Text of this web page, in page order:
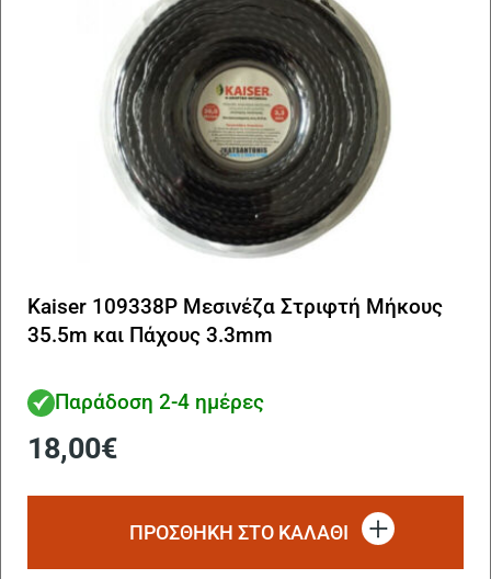
Kaiser 109338P Μεσινέζα Στριφτή Μήκους
35.5m και Πάχους 3.3mm
Παράδοση 2-4 ημέρες
18,00€
ΠΡΟΣΘΗΚΗ ΣΤΟ ΚΑΛΑΘΙ